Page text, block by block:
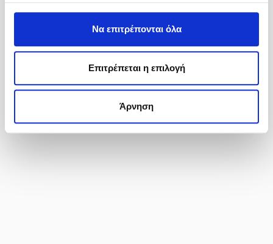
Να επιτρέπονται όλα
Επιτρέπεται η επιλογή
Άρνηση